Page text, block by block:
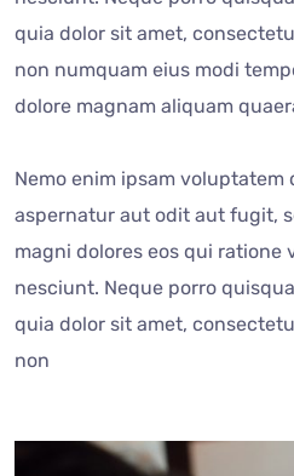
quia dolor sit amet,
non numquam eius modi
dolore magnam aliquam
Nemo enim ipsam voluptatem
aspernatur aut odit aut fugit,
magni dolores eos qui ratione
nesciunt. Neque porro
quia dolor sit amet,
non